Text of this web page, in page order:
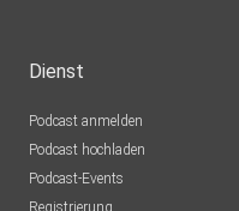
Dienst
Podcast anmelden
Podcast hochladen
Podcast-Events
Registrierung